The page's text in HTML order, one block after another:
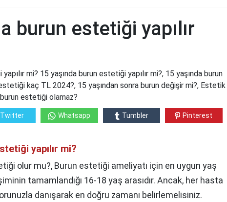
burun estetiği yapılır
mi? 15 yaşında burun estetiği yapılır mi?, 15 yaşında burun
kaç TL 2024?, 15 yaşından sonra burun değişir mi?, Estetik
estetiği olamaz?
Twitter Whatsapp Tumbler Pinterest
yapılır mi?
olur mu?, Burun estetiği ameliyatı için en uygun yaş
tamamlandığı 16-18 yaş arasıdır. Ancak, her hasta
danışarak en doğru zamanı belirlemelisiniz.